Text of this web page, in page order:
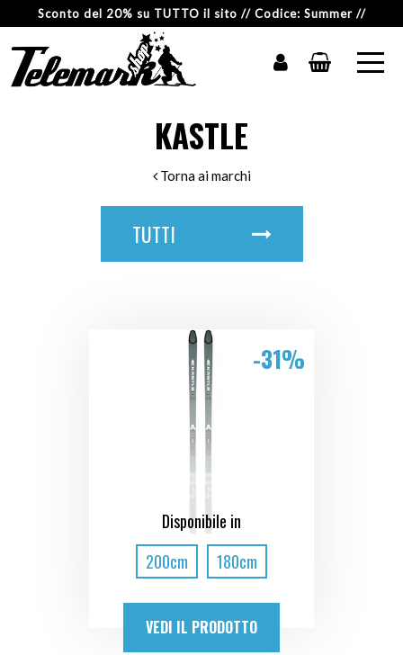
Sconto del 20% su TUTTO il sito // Codice: Summer //
KASTLE
Torna ai marchi
TUTTI
Disponibile in
200cm
180cm
-31%
VEDI IL PRODOTTO